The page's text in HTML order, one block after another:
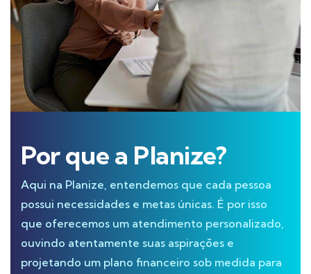
Por que a Planize?
Aqui na Planize, entendemos que cada pessoa
possui necessidades e metas únicas. É por isso
que oferecemos um atendimento personalizado,
ouvindo atentamente suas aspirações e
projetando um plano financeiro sob medida para